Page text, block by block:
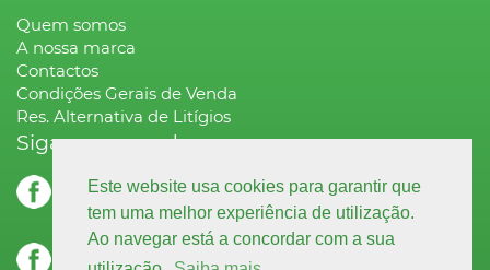
Este website usa cookies para garantir que
tem uma melhor experiência de utilização.
Ao navegar está a concordar com a sua
Quem somos
A nossa marca
Contactos
Condições Gerais de Venda
Res. Alternativa de Litígios
Siga-nos na rede
facebook.com
decoração
facebook.com